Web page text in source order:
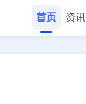
首页 资讯